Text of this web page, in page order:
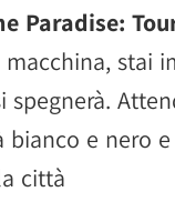
Paradise:
macchina, stai
spegnerà.
bianco e nero
città